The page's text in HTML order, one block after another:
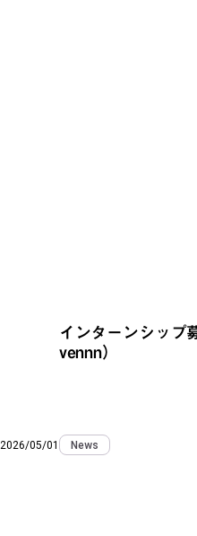
2026/05/01
インターンシッ
vennn）
News